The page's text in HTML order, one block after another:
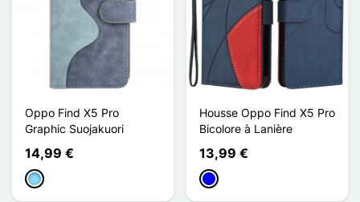
Oppo Find X5 Pro
Graphic Suojakuori
14,99 €
Bleu Clair
Housse Oppo Find X5 Pro
Bicolore à Lanière
13,99 €
Sininen